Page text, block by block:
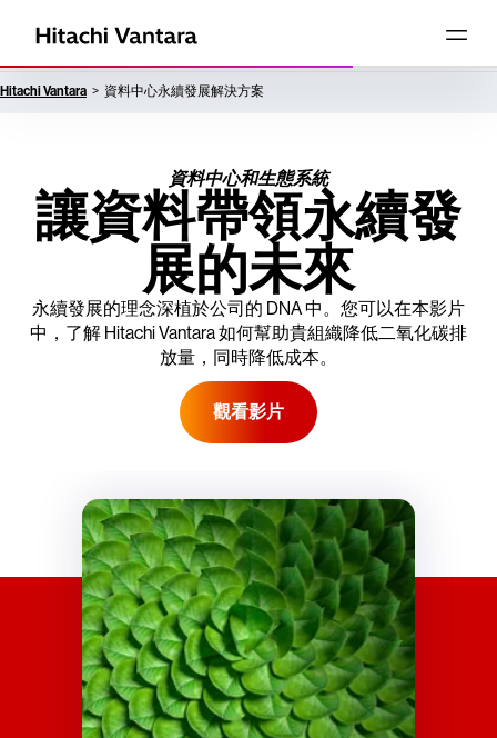
Hitachi Vantara 資料中心永續發展解決方案
資料中心和生態系統
讓資料帶領永續發
展的未來
永續發展的理念深植於公司的 DNA 中。您可以在本影片
中，了解 Hitachi Vantara 如何幫助貴組織降低二氧化碳排
放量，同時降低成本。
觀看影片